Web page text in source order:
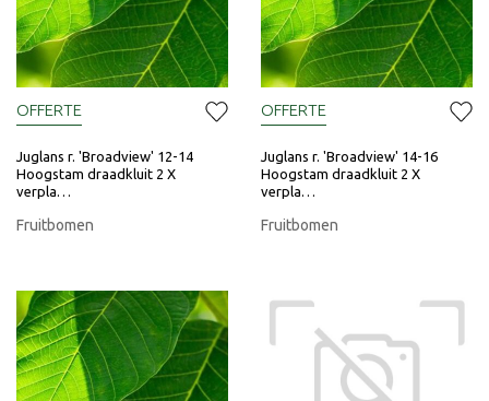
Juglans r. 'Broadview' 12-14
Hoogstam draadkluit 2 X
verpla…
Fruitbomen
OFFERTE
Juglans r. 'Broadview' 14-16
Hoogstam draadkluit 2 X
verpla…
Fruitbomen
OFFERTE